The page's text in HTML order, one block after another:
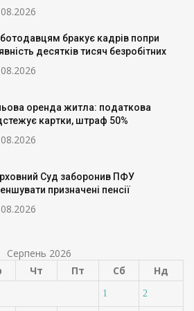
бракує кадрів попри
десятків тисяч безробітних
оренда житла: податкова
картки, штраф 50%
Суд заборонив ПФУ
призначені пенсії
Серпень 2026
Чт Пт Сб Нд
1 2